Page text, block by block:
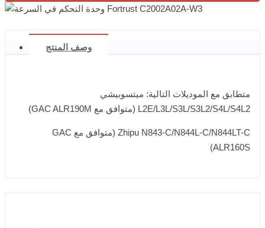
وصف المنتج
متطابق مع الموديلات التالية: ميتسوبيشي
L2E/L3L/S3L/S3L2/S4L/S4L2 (متوافق مع GAC ALR190M)
Zhipu N843-C/N844L-C/N844LT-C (متوافق مع GAC
ALR160S)